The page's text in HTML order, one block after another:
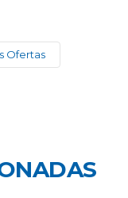
Ofertas